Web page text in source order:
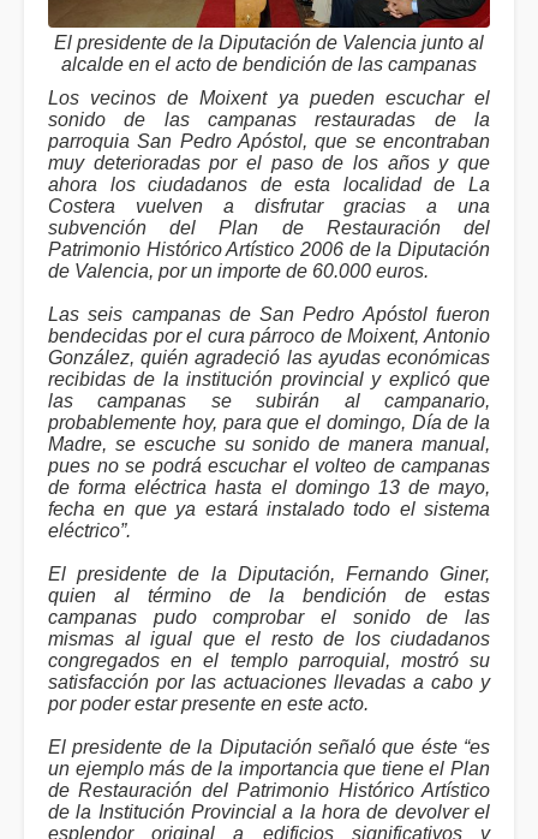
El presidente de la Diputación de Valencia junto al
alcalde en el acto de bendición de las campanas
Los vecinos de Moixent ya pueden escuchar el
sonido de las campanas restauradas de la
parroquia San Pedro Apóstol, que se encontraban
muy deterioradas por el paso de los años y que
ahora los ciudadanos de esta localidad de La
Costera vuelven a disfrutar gracias a una
subvención del Plan de Restauración del
Patrimonio Histórico Artístico 2006 de la Diputación
de Valencia, por un importe de 60.000 euros.
Las seis campanas de San Pedro Apóstol fueron
bendecidas por el cura párroco de Moixent, Antonio
González, quién agradeció las ayudas económicas
recibidas de la institución provincial y explicó que
las campanas se subirán al campanario,
probablemente hoy, para que el domingo, Día de la
Madre, se escuche su sonido de manera manual,
pues no se podrá escuchar el volteo de campanas
de forma eléctrica hasta el domingo 13 de mayo,
fecha en que ya estará instalado todo el sistema
eléctrico”.
El presidente de la Diputación, Fernando Giner,
quien al término de la bendición de estas
campanas pudo comprobar el sonido de las
mismas al igual que el resto de los ciudadanos
congregados en el templo parroquial, mostró su
satisfacción por las actuaciones llevadas a cabo y
por poder estar presente en este acto.
El presidente de la Diputación señaló que éste “es
un ejemplo más de la importancia que tiene el Plan
de Restauración del Patrimonio Histórico Artístico
de la Institución Provincial a la hora de devolver el
esplendor original a edificios significativos y